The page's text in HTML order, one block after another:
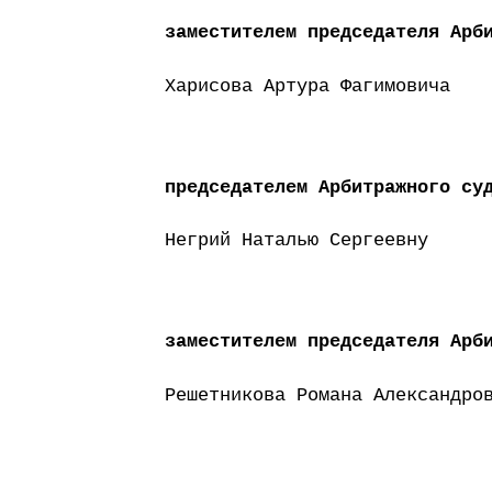
заместителем председателя
Харисова Артура Фагимовича
председателем Арбитражного
Негрий Наталью Сергеевну
заместителем председателя
Решетникова Романа